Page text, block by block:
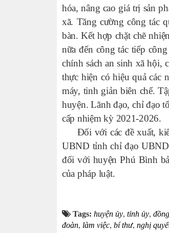
hóa, nâng cao giá trị sản
xã. Tăng cường công tác
bàn. Kết hợp chặt chẽ
nữa đến công tác tiếp
chính sách an sinh xã hội,
thực hiện có hiệu quả các
máy, tinh giản biên chế.
huyện. Lãnh đạo, chỉ đạo
cấp nhiệm kỳ 2021-2026.
Đối với các đề xuất,
UBND tỉnh chỉ đạo UBND
đối với huyện Phú Bình
của pháp luật.
Tags: huyện ủy, tỉnh ủy,
đoàn, làm việc, bí thư, nghị